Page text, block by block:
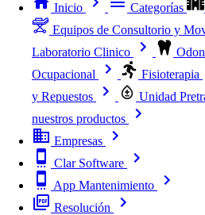
Inicio Categorías
Equipos de Consultorio y
Laboratorio Clinico
Ocupacional
Fisioterapia
y Repuestos
Unidad
nuestros productos
Empresas
Clar Software
App Mantenimiento
Resolución